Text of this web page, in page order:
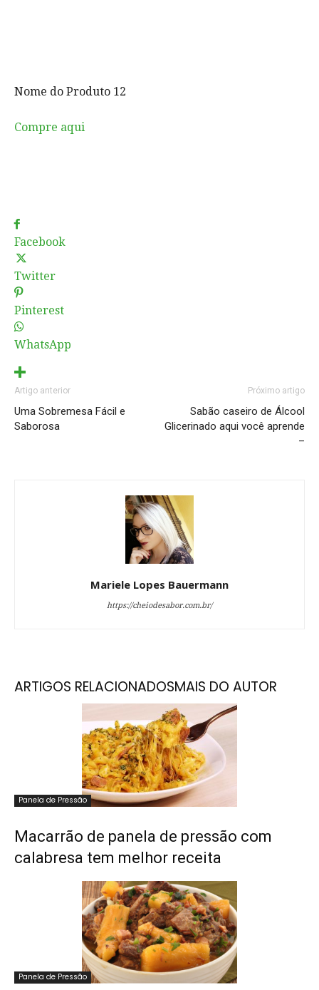
Nome do Produto 12
Compre aqui
Facebook
Twitter
Pinterest
WhatsApp
Artigo anterior
Uma Sobremesa Fácil e
Saborosa
Próximo artigo
Sabão caseiro de Álcool
Glicerinado aqui você aprende
–
Mariele Lopes Bauermann
https://cheiodesabor.com.br/
ARTIGOS RELACIONADOSMAIS DO AUTOR
Panela de Pressão
Macarrão de panela de pressão com
calabresa tem melhor receita
Panela de Pressão